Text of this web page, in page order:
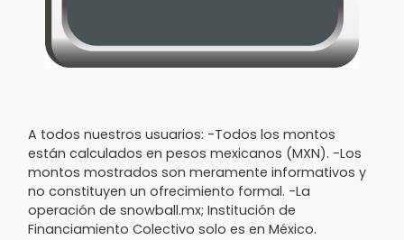
A todos nuestros usuarios: -Todos los montos
están calculados en pesos mexicanos (MXN). -Los
montos mostrados son meramente informativos y
no constituyen un ofrecimiento formal. -La
operación de snowball.mx; Institución de
Financiamiento Colectivo solo es en México.